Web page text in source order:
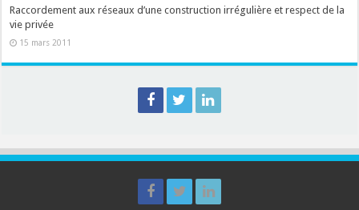
Raccordement aux réseaux d’une construction irrégulière et respect de la
vie privée
15 mars 2011